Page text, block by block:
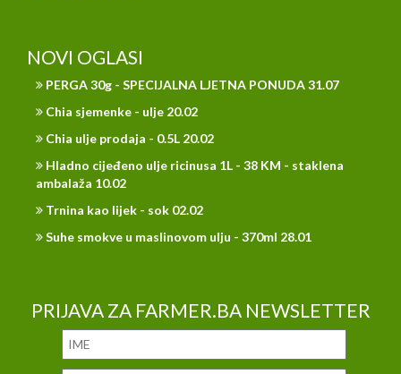
NOVI OGLASI
PERGA 30g - SPECIJALNA LJETNA PONUDA 31.07
Chia sjemenke - ulje 20.02
Chia ulje prodaja - 0.5L 20.02
Hladno cijeđeno ulje ricinusa 1L - 38 KM - staklena
ambalaža 10.02
Trnina kao lijek - sok 02.02
Suhe smokve u maslinovom ulju - 370ml 28.01
PRIJAVA ZA FARMER.BA NEWSLETTER